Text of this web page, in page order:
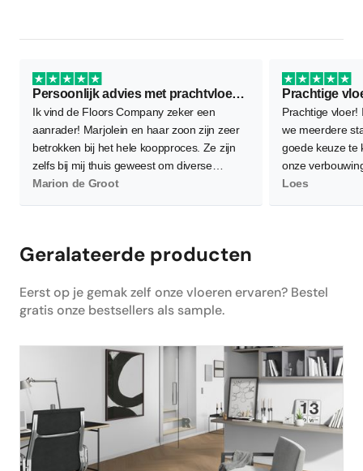
Persoonlijk advies met prachtvloer als resultaat
Ik vind de Floors Company zeker een
aanrader! Marjolein en haar zoon zijn zeer
betrokken bij het hele koopproces. Ze zijn
zelfs bij mij thuis geweest om diverse
vloeren te demonstreren waarbij ze flink wat
ervaren. Daarnaast, en dat is het
met de nieuwe PVC vloer! Hij is heel netjes
gelegd en is nu de absolute blikvanger in
weer mijn vloer bestellen via Floors
Marion de Groot
Prachtige
Prachtige vloer!
we meerdere
goede keuze te
onze
waardoor de
Loes
Geralateerde producten
Eerst op je gemak zelf onze vloeren ervaren? Bestel
gratis onze bestsellers als sample.